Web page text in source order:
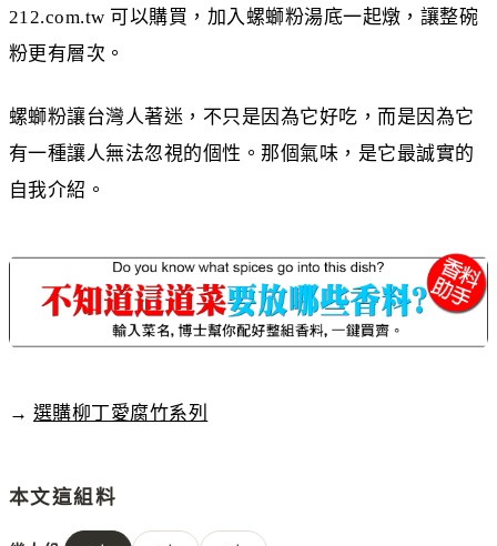
212.com.tw 可以購買，加入螺螄粉湯底一起燉，讓整碗
粉更有層次。
螺螄粉讓台灣人著迷，不只是因為它好吃，而是因為它
有一種讓人無法忽視的個性。那個氣味，是它最誠實的
自我介紹。
→ 選購柳丁愛腐竹系列
本文這組料